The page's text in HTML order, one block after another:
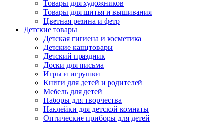
Товары для художников
Товары для шитья и вышивания
Цветная резина и фетр
Детские товары
Детская гигиена и косметика
Детские канцтовары
Детский праздник
Доски для письма
Игры и игрушки
Книги для детей и родителей
Мебель для детей
Наборы для творчества
Наклейки для детской комнаты
Оптические приборы для детей